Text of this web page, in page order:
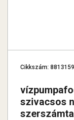
Cikkszám: 8813159
szivacsos